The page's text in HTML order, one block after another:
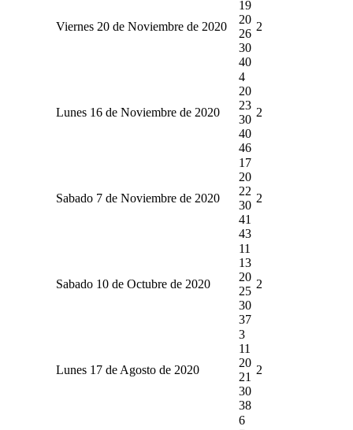
Viernes 20 de Noviembre de 2020
19
20
26
30
40
2
Lunes 16 de Noviembre de 2020
4
20
23
30
40
46
2
Sabado 7 de Noviembre de 2020
17
20
22
30
41
43
2
Sabado 10 de Octubre de 2020
11
13
20
25
30
37
2
Lunes 17 de Agosto de 2020
3
11
20
21
30
38
2
6